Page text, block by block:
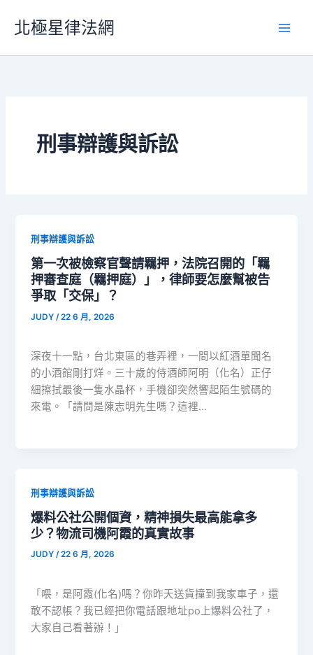
要
北極星律法網
刑事辯護與訴訟
刑事辯護與訴訟
第一次被檢察官聲請羈押，法院召開的「羈
押審查庭（羈押庭）」，律師要怎麼幫被告
爭取「交保」？
JUDY /22 6 月, 2026
深夜十一點，台北東區的巷弄裡，一間以紅酒單聞名
的小酒館剛打烊。三十歲的侍酒師阿明（化名）正仔
細擦拭最後一隻水晶杯，手機卻突然響起陌生號碼的
來電。「請問是陳志明先生嗎？這裡…
刑事辯護與訴訟
爆料公社公開個資，精神損失最高能拿多
少？物流司機阿霞的真實故事
JUDY/22 6 月, 2026
「喂，是阿霞(化名)嗎？你昨天送貨撞到我家車子，還
敢不認帳？我已經把你電話跟地址po上爆料公社了，
大家自己看著辦！」